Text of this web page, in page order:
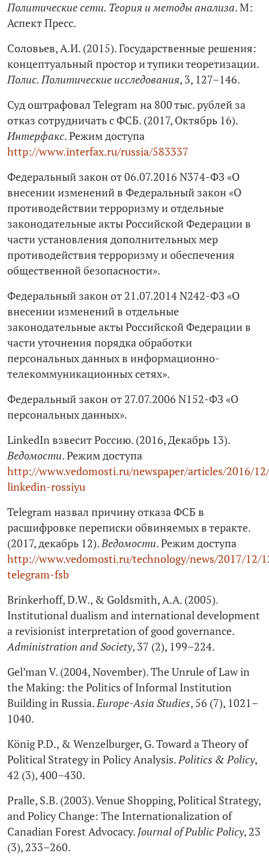
Политические сети. Теория и методы анализа. М:
Аспект Пресс.
Соловьев, А.И. (2015). Государственные решения:
концептуальный простор и тупики теоретизации.
Полис. Политические исследования, 3, 127–146.
Суд оштрафовал Telegram на 800 тыс. рублей за
отказ сотрудничать с ФСБ. (2017, Октябрь 16).
Интерфакс. Режим доступа
http://www.interfax.ru/russia/583337
Федеральный закон от 06.07.2016 N374-ФЗ «О
внесении изменений в Федеральный закон «О
противодействии терроризму и отдельные
законодательные акты Российской Федерации в
части установления дополнительных мер
противодействия терроризму и обеспечения
общественной безопасности».
Федеральный закон от 21.07.2014 N242-ФЗ «О
внесении изменений в отдельные
законодательные акты Российской Федерации в
части уточнения порядка обработки
персональных данных в информационно-
телекоммуникационных сетях».
Федеральный закон от 27.07.2006 N152-ФЗ «О
персональных данных».
LinkedIn взвесит Россию. (2016, Декабрь 13).
Ведомости. Режим доступа
http://www.vedomosti.ru/newspaper/articles/2016/
linkedin-rossiyu
Telegram назвал причину отказа ФСБ в
расшифровке переписки обвиняемых в теракте.
(2017, декабрь 12).Ведомости. Режим доступа
http://www.vedomosti.ru/technology/news/2017/12/
telegram-fsb
Brinkerhoff, D.W., & Goldsmith, A.A. (2005).
Institutional dualism and international development
a revisionist interpretation of good governance.
Administration and Society, 37 (2), 199–224.
Gel’man V. (2004, November). The Unrule of Law in
the Making: the Politics of Informal Institution
Building in Russia.Europe-Asia Studies, 56 (7), 1021–
1040.
König P.D., & Wenzelburger, G. Toward a Theory of
Political Strategy in Policy Analysis.Politics & Policy,
42 (3), 400–430.
Pralle, S.B. (2003). Venue Shopping, Political Strategy,
and Policy Change: The Internationalization of
Canadian Forest Advocacy. Journal of Public Policy, 23
(3), 233–260.